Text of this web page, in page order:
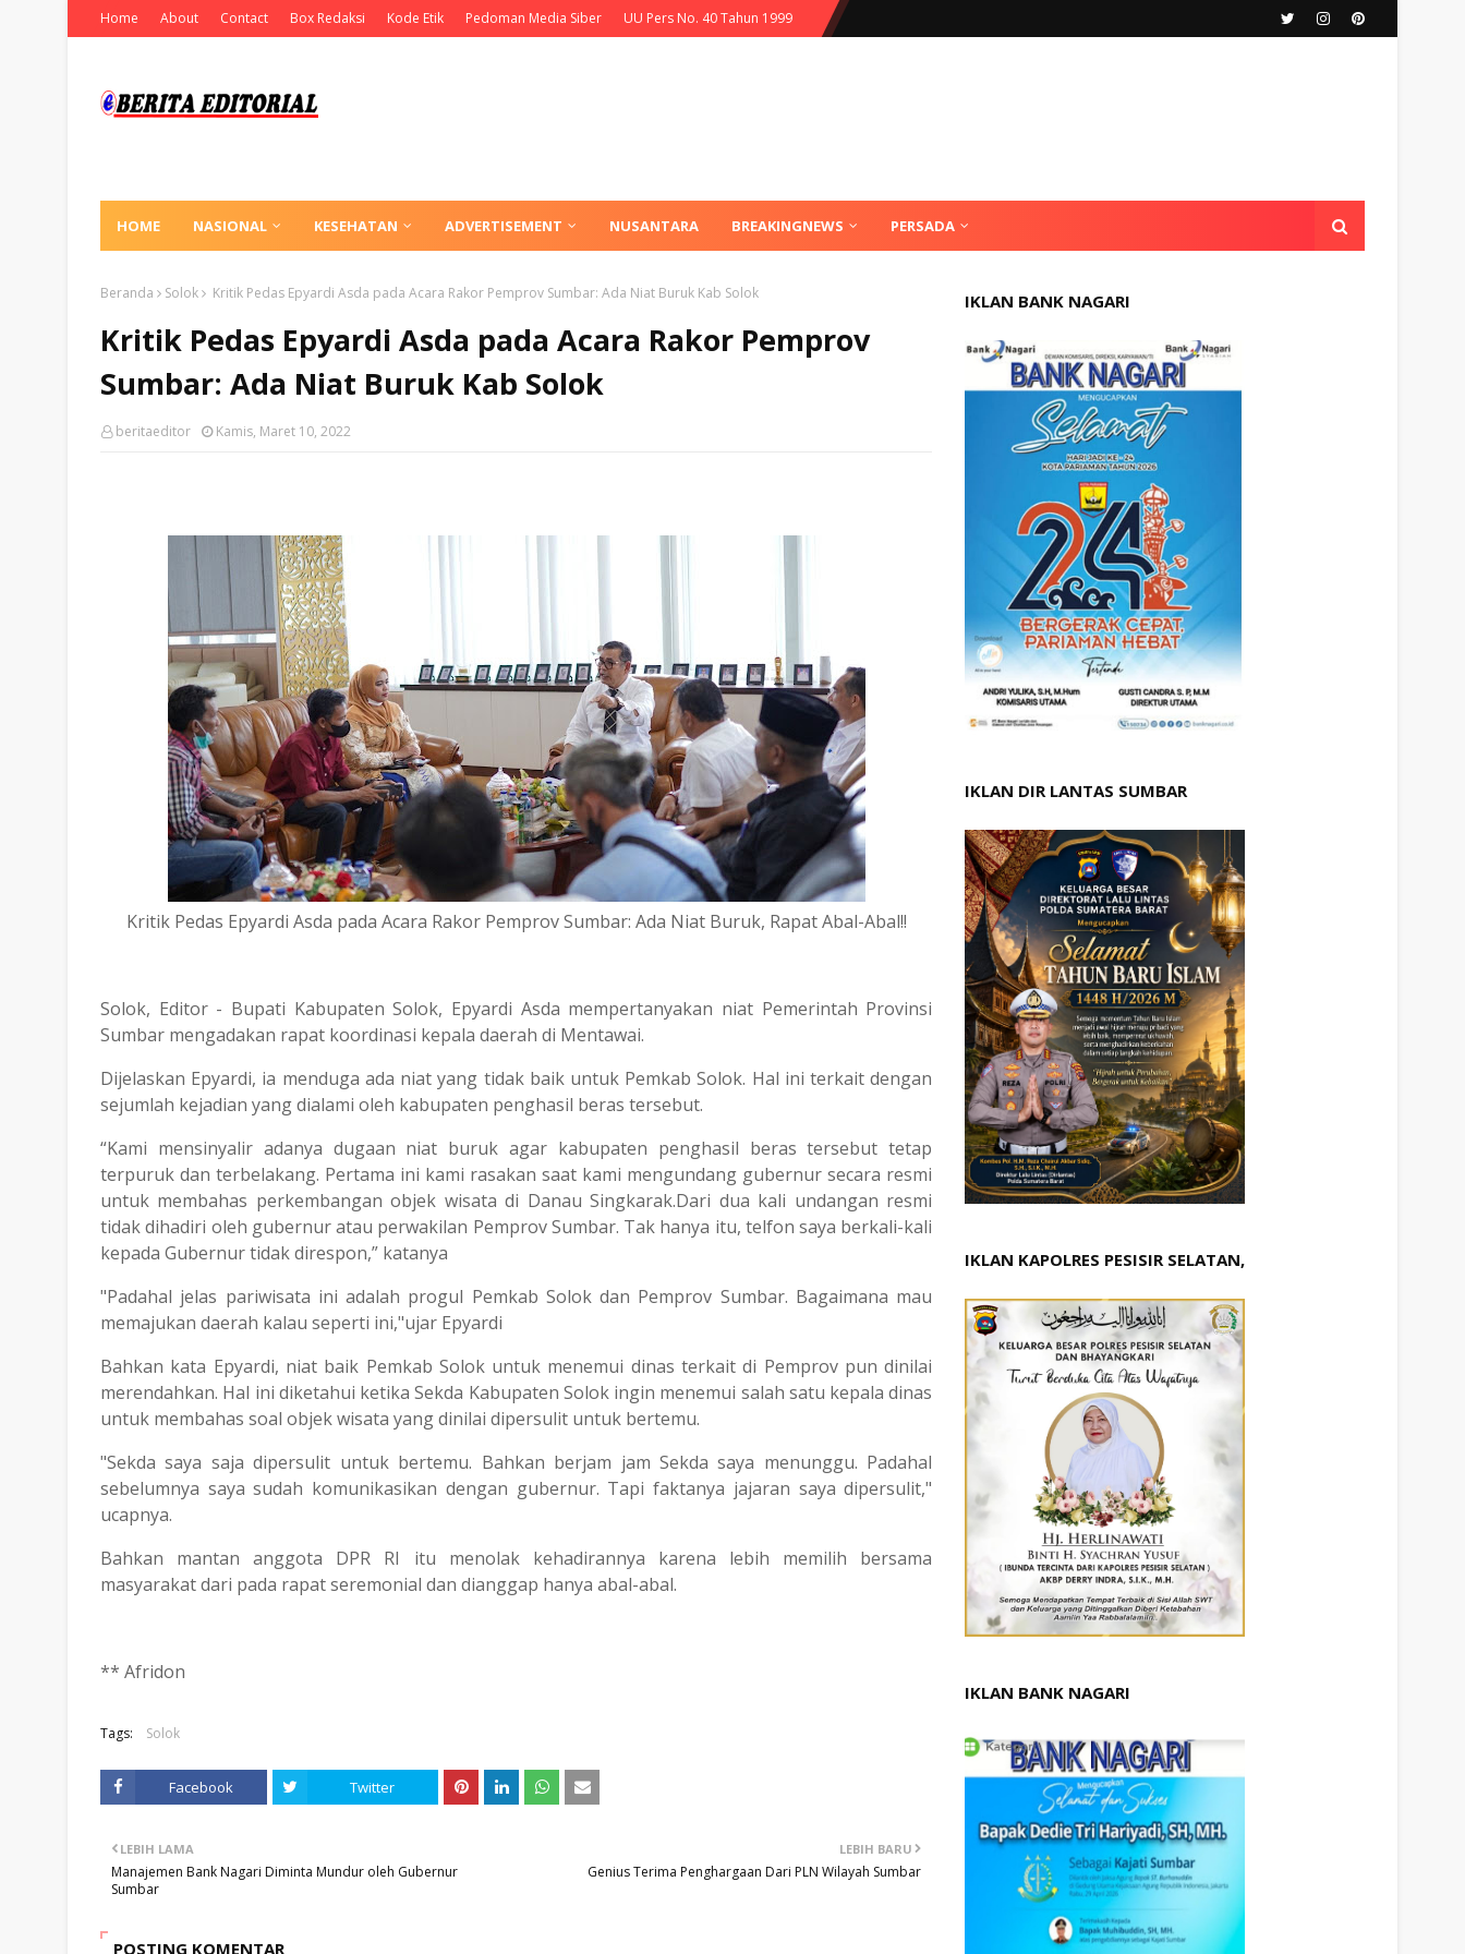
Home About Contact Box Redaksi Kode Etik Pedoman Media Siber UU Pers No. 40 Tahun 1999
HOME NASIONAL KESEHATAN ADVERTISEMENT NUSANTARA BREAKINGNEWS PERSADA
Beranda Solok Kritik Pedas Epyardi Asda pada Acara Rakor Pemprov Sumbar: Ada Niat Buruk Kab Solok
Kritik Pedas Epyardi Asda pada Acara Rakor Pemprov
Sumbar: Ada Niat Buruk Kab Solok
beritaeditor Kamis, Maret 10, 2022
Kritik Pedas Epyardi Asda pada Acara Rakor Pemprov Sumbar: Ada Niat Buruk, Rapat Abal-Abal!!
Solok, Editor - Bupati Kabupaten Solok, Epyardi Asda mempertanyakan niat Pemerintah Provinsi
Sumbar mengadakan rapat koordinasi kepala daerah di Mentawai.
Dijelaskan Epyardi, ia menduga ada niat yang tidak baik untuk Pemkab Solok. Hal ini terkait dengan
sejumlah kejadian yang dialami oleh kabupaten penghasil beras tersebut.
“Kami mensinyalir adanya dugaan niat buruk agar kabupaten penghasil beras tersebut tetap
terpuruk dan terbelakang. Pertama ini kami rasakan saat kami mengundang gubernur secara resmi
untuk membahas perkembangan objek wisata di Danau Singkarak.Dari dua kali undangan resmi
tidak dihadiri oleh gubernur atau perwakilan Pemprov Sumbar. Tak hanya itu, telfon saya berkali-kali
kepada Gubernur tidak direspon,” katanya
"Padahal jelas pariwisata ini adalah progul Pemkab Solok dan Pemprov Sumbar. Bagaimana mau
memajukan daerah kalau seperti ini,"ujar Epyardi
Bahkan kata Epyardi, niat baik Pemkab Solok untuk menemui dinas terkait di Pemprov pun dinilai
merendahkan. Hal ini diketahui ketika Sekda Kabupaten Solok ingin menemui salah satu kepala dinas
untuk membahas soal objek wisata yang dinilai dipersulit untuk bertemu.
"Sekda saya saja dipersulit untuk bertemu. Bahkan berjam jam Sekda saya menunggu. Padahal
sebelumnya saya sudah komunikasikan dengan gubernur. Tapi faktanya jajaran saya dipersulit,"
ucapnya.
Bahkan mantan anggota DPR RI itu menolak kehadirannya karena lebih memilih bersama
masyarakat dari pada rapat seremonial dan dianggap hanya abal-abal.
** Afridon
Tags: Solok
Facebook Twitter
LEBIH BARU
Genius Terima Penghargaan Dari PLN Wilayah Sumbar
LEBIH LAMA
Manajemen Bank Nagari Diminta Mundur oleh Gubernur
Sumbar
POSTING KOMENTAR
IKLAN BANK NAGARI
IKLAN DIR LANTAS SUMBAR
IKLAN KAPOLRES PESISIR SELATAN,
IKLAN BANK NAGARI